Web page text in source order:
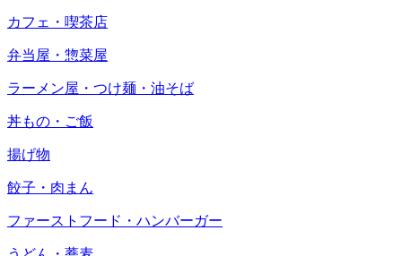
カフェ・喫茶店
弁当屋・惣菜屋
ラーメン屋・つけ麺・油そば
丼もの・ご飯
揚げ物
餃子・肉まん
ファーストフード・ハンバーガー